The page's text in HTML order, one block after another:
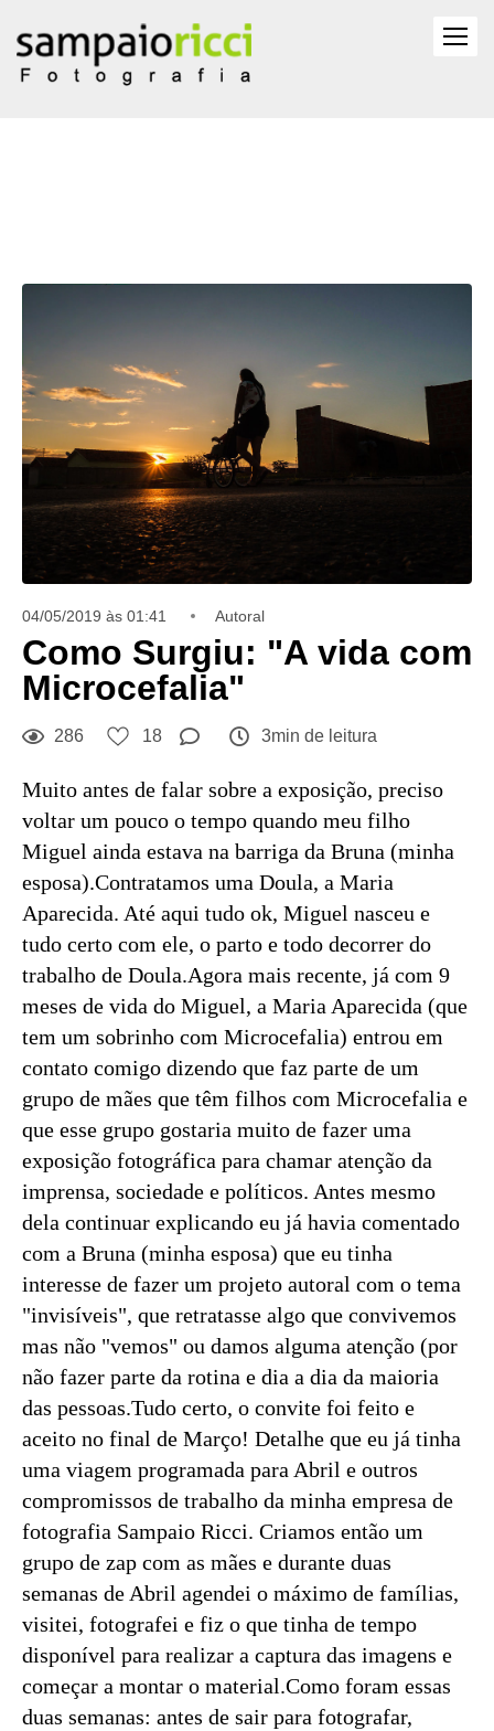
04/05/2019 às 01:41 Autoral
Como Surgiu: "A vida com
Microcefalia"
286 18 3min de leitura
Muito antes de falar sobre a exposição, preciso
voltar um pouco o tempo quando meu filho
Miguel ainda estava na barriga da Bruna (minha
esposa).Contratamos uma Doula, a Maria
Aparecida. Até aqui tudo ok, Miguel nasceu e
tudo certo com ele, o parto e todo decorrer do
trabalho de Doula.Agora mais recente, já com 9
meses de vida do Miguel, a Maria Aparecida (que
tem um sobrinho com Microcefalia) entrou em
contato comigo dizendo que faz parte de um
grupo de mães que têm filhos com Microcefalia e
que esse grupo gostaria muito de fazer uma
exposição fotográfica para chamar atenção da
imprensa, sociedade e políticos. Antes mesmo
dela continuar explicando eu já havia comentado
com a Bruna (minha esposa) que eu tinha
interesse de fazer um projeto autoral com o tema
"invisíveis", que retratasse algo que convivemos
mas não "vemos" ou damos alguma atenção (por
não fazer parte da rotina e dia a dia da maioria
das pessoas.Tudo certo, o convite foi feito e
aceito no final de Março! Detalhe que eu já tinha
uma viagem programada para Abril e outros
compromissos de trabalho da minha empresa de
fotografia Sampaio Ricci. Criamos então um
grupo de zap com as mães e durante duas
semanas de Abril agendei o máximo de famílias,
visitei, fotografei e fiz o que tinha de tempo
disponível para realizar a captura das imagens e
começar a montar o material.Como foram essas
duas semanas: antes de sair para fotografar,